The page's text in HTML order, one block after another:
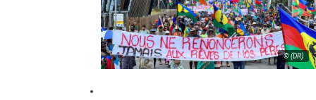
© (DR)